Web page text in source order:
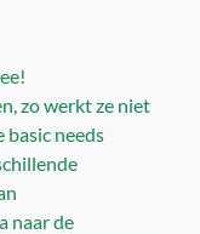
zo werkt ze niet
basic needs
naar de